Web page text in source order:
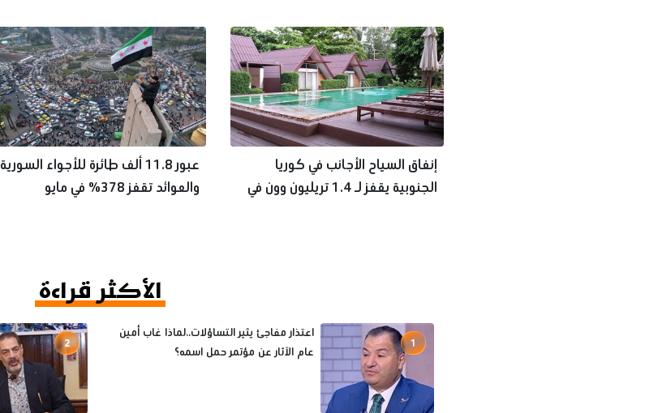
إنفاق السياح الأجانب في كوريا
الجنوبية يقفز لـ 1.4 تريليون وون في
عبور 11.8 ألف طائرة للأجواء السورية
والعوائد تقفز 378% في مايو
الأكثر قراءة
1
اعتذار مفاجئ يثير التساؤلات..لماذا غاب أمين
عام الآثار عن مؤتمر حمل اسمه؟
2